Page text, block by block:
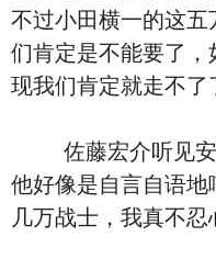
不过小田横一的这
们肯定是不能要了
现我们肯定就走不了
佐藤宏介听见安
他好像是自言自语地
几万战士，我真不